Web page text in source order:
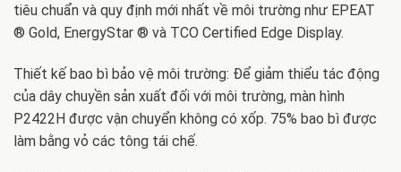
tiêu chuẩn và quy định mới nhất về môi trường như EPEAT
® Gold, EnergyStar ® và TCO Certified Edge Display.
Thiết kế bao bì bảo vệ môi trường: Để giảm thiểu tác động
của dây chuyền sản xuất đối với môi trường, màn hình
P2422H được vận chuyển không có xốp. 75% bao bì được
làm bằng vỏ các tông tái chế.